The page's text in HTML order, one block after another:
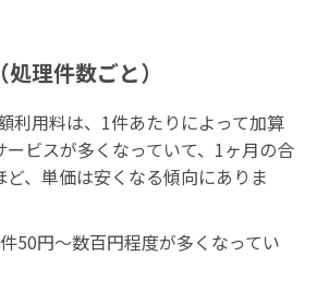
理件数ごと）
利用料は、1件あたりによって加算
ービスが多くなっていて、1ヶ月の合
、単価は安くなる傾向にありま
50円～数百円程度が多くなってい